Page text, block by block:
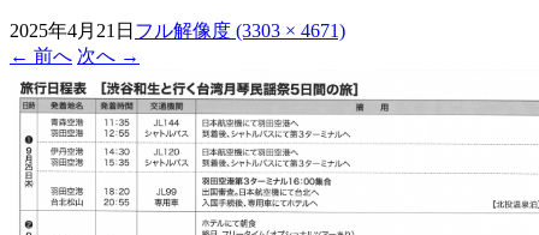
2025年4月21日 フル解像度 (3303 × 4671)
← 前へ 次へ →